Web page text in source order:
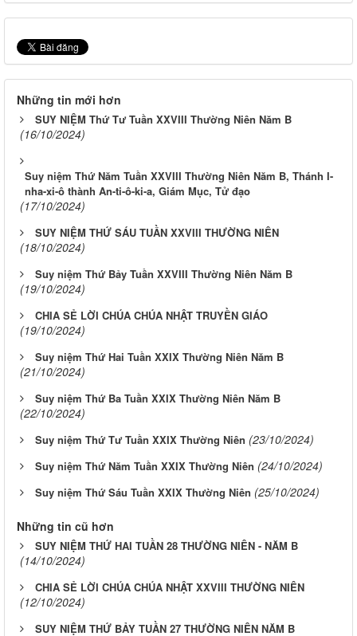
Những tin mới hơn
SUY NIỆM Thứ Tư Tuần XXVIII Thường Niên Năm B
(16/10/2024)
Suy niệm Thứ Năm Tuần XXVIII Thường Niên Năm B, Thánh I-
nha-xi-ô thành An-ti-ô-ki-a, Giám Mục, Tử đạo
(17/10/2024)
SUY NIỆM THỨ SÁU TUẦN XXVIII THƯỜNG NIÊN
(18/10/2024)
Suy niệm Thứ Bảy Tuần XXVIII Thường Niên Năm B
(19/10/2024)
CHIA SẺ LỜI CHÚA CHÚA NHẬT TRUYỀN GIÁO
(19/10/2024)
Suy niệm Thứ Hai Tuần XXIX Thường Niên Năm B
(21/10/2024)
Suy niệm Thứ Ba Tuần XXIX Thường Niên Năm B
(22/10/2024)
Suy niệm Thứ Tư Tuần XXIX Thường Niên (23/10/2024)
Suy niệm Thứ Năm Tuần XXIX Thường Niên (24/10/2024)
Suy niệm Thứ Sáu Tuần XXIX Thường Niên (25/10/2024)
Những tin cũ hơn
SUY NIỆM THỨ HAI TUẦN 28 THƯỜNG NIÊN - NĂM B
(14/10/2024)
CHIA SẺ LỜI CHÚA CHÚA NHẬT XXVIII THƯỜNG NIÊN
(12/10/2024)
SUY NIỆM THỨ BẢY TUẦN 27 THƯỜNG NIÊN NĂM B